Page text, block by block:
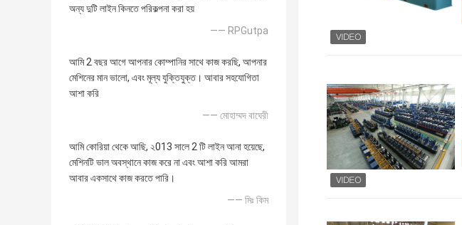
অন্য দুটি লাইন কিনতে পরিকল্পনা করা হয়
—— RPGutpa
আমি 2 বছর আগে আপনার কোম্পানির সাথে কাজ করছি, আপনার
মেশিনের মান ভালো, এবং মূল্য যুক্তিযুক্ত। আবার সহযোগিতা
আশা করি
—— মোহাম্মদ বাঘেরী
আমি কোরিয়া থেকে আছি, ২013 সালে 2 টি লাইন আনা হয়েছে,
মেশিনটি ভাল অবস্থানে কাজ করে না এবং আশা করি আমরা
আবার একসাথে কাজ করতে পারি।
—— মিঃ কিম